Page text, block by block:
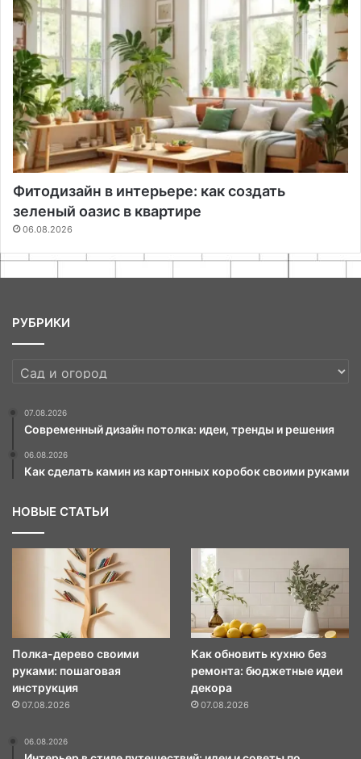
Фитодизайн в интерьере: как создать
зеленый оазис в квартире
06.08.2026
РУБРИКИ
РУБРИКИ
07.08.2026
Современный дизайн потолка: идеи, тренды и решения
06.08.2026
Как сделать камин из картонных коробок своими руками
НОВЫЕ СТАТЬИ
Полка-дерево своими
руками: пошаговая
инструкция
07.08.2026
Как обновить кухню без
ремонта: бюджетные идеи
декора
07.08.2026
06.08.2026